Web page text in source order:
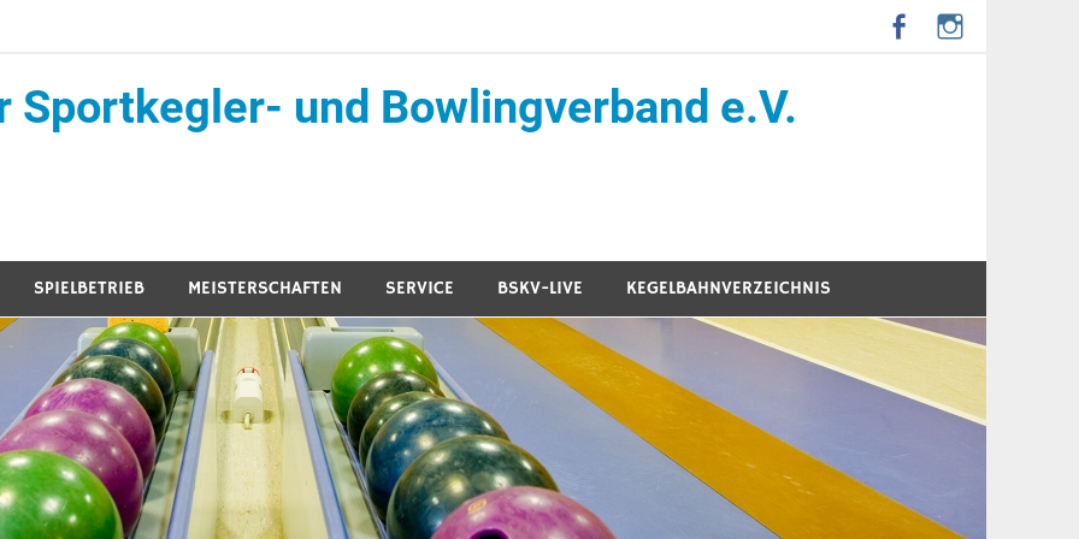
Sportkegler- und Bowlingverband e.V.
SPIELBETRIEB MEISTERSCHAFTEN SERVICE BSKV-LIVE KEGELBAHNVERZEICHNIS